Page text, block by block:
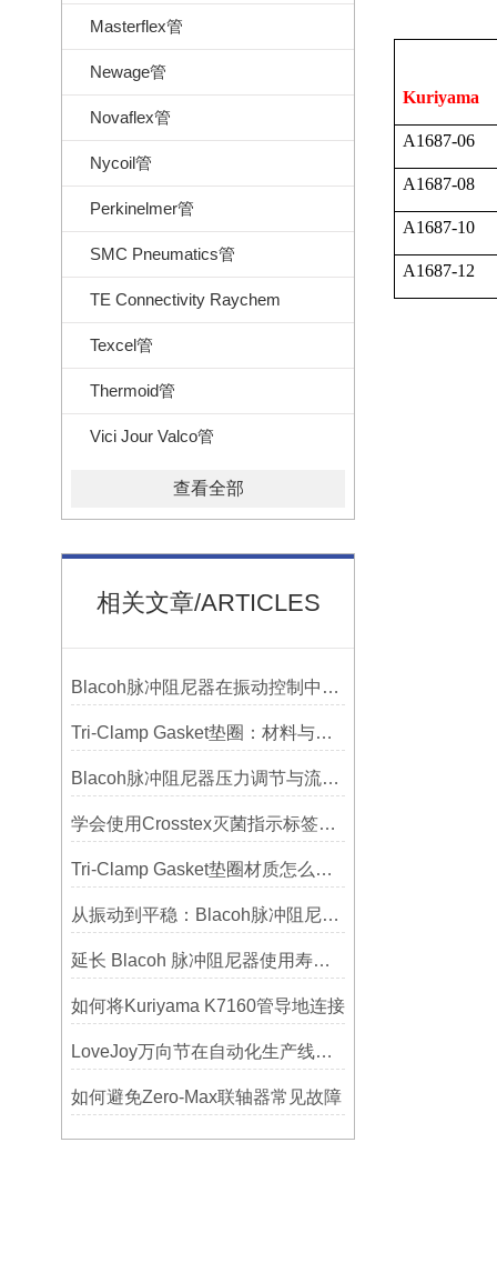
Masterflex管
Newage管
Novaflex管
Nycoil管
Perkinelmer管
SMC Pneumatics管
TE Connectivity Raychem
Texcel管
Thermoid管
Vici Jour Valco管
查看全部
相关文章/ARTICLES
Blacoh脉冲阻尼器在振动控制中的作用分析
Tri-Clamp Gasket垫圈：材料与应用的全面指南
Blacoh脉冲阻尼器压力调节与流量匹配技巧
学会使用Crosstex灭菌指示标签提高无菌保证水平
Tri-Clamp Gasket垫圈材质怎么选？EPDM、硅胶还是PTFE？
从振动到平稳：Blacoh脉冲阻尼器在泵系统中的应用
延长 Blacoh 脉冲阻尼器使用寿命的维护技巧大公开
如何将Kuriyama K7160管导地连接
LoveJoy万向节在自动化生产线中的核心作用
如何避免Zero-Max联轴器常见故障
Kuriyama
A1687-06
A1687-08
A1687-10
A1687-12